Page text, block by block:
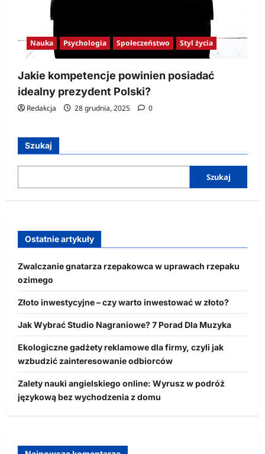
Nauka Psychologia Społeczeństwo Styl życia
Jakie kompetencje powinien posiadać
idealny prezydent Polski?
Redakcja 28 grudnia, 2025 0
Szukaj
Szukaj
Ostatnie artykuły
Zwalczanie gnatarza rzepakowca w uprawach rzepaku
ozimego
Złoto inwestycyjne – czy warto inwestować w złoto?
Jak Wybrać Studio Nagraniowe? 7 Porad Dla Muzyka
Ekologiczne gadżety reklamowe dla firmy, czyli jak
wzbudzić zainteresowanie odbiorców
Zalety nauki angielskiego online: Wyrusz w podróż
językową bez wychodzenia z domu